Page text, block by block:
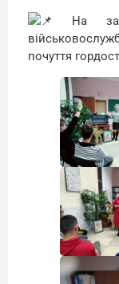
На
почуття